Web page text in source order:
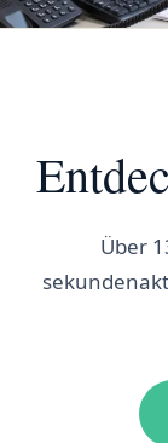
Über